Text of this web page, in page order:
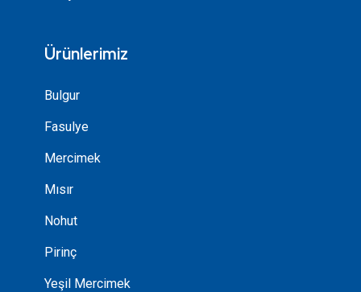
Ürünlerimiz
Bulgur
Fasulye
Mercimek
Mısır
Nohut
Pirinç
Yeşil Mercimek